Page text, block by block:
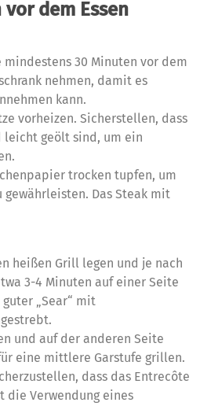
dem Essen
mindestens 30 Minuten vor dem
nehmen, damit es
kann.
vorheizen. Sicherstellen, dass
leicht geölt sind, um ein
trocken tupfen, um
gewährleisten. Das Steak mit
heißen Grill legen und je nach
3-4 Minuten auf einer Seite
„Sear“ mit
und auf der anderen Seite
eine mittlere Garstufe grillen.
dass das Entrecôte
die Verwendung eines